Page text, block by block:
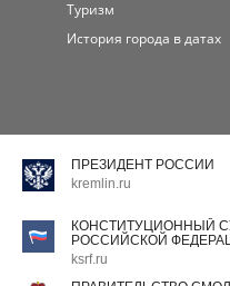
Туризм
История города в датах
ПРЕЗИДЕНТ РОССИИ
kremlin.ru
КОНСТИТУЦИОННЫЙ
РОССИЙСКОЙ
ksrf.ru